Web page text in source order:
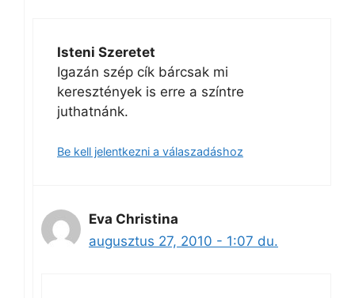
Isteni Szeretet
Igazán szép cík bárcsak mi
keresztények is erre a színtre
juthatnánk.
Be kell jelentkezni a válaszadáshoz
Eva Christina
augusztus 27, 2010 - 1:07 du.